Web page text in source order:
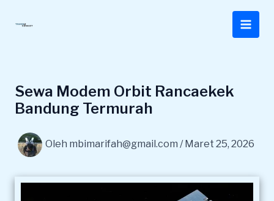
Sewa Modem Orbit Rancaekek
Bandung Termurah
Oleh mbimarifah@gmail.com / Maret 25, 2026